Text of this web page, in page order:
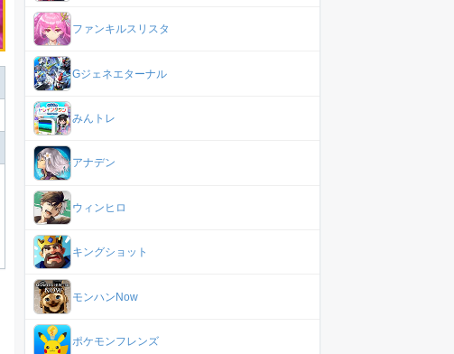
ファンキルスリスタ
Gジェネエターナル
みんトレ
アナデン
ウィンヒロ
キングショット
モンハンNow
ポケモンフレンズ